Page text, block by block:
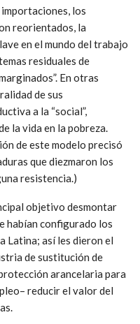
los
reorientados, la
en el mundo del trabajo
residuales de
En otras
de sus
a la “social”,
la vida en la pobreza.
de este modelo precisó
que diezmaron los
resistencia.)
objetivo desmontar
habían configurado los
Latina; así les dieron el
de sustitución de
arancelaria para
reducir el valor del